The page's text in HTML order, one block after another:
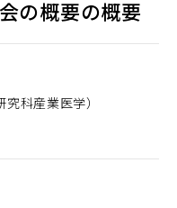
の概要の概要
科産業医学）